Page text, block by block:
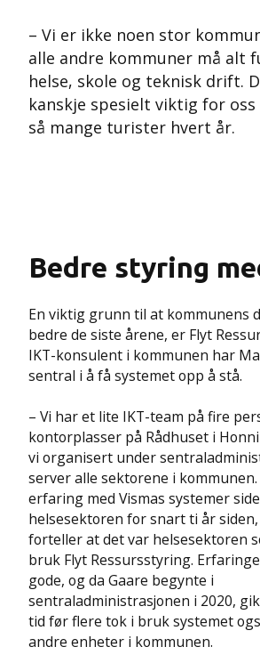
– Vi er ikke noen stor
alle andre kommuner må alt
helse, skole og teknisk drift.
kanskje spesielt viktig for
så mange turister hvert år.
Bedre styring
En viktig grunn til at kommunens
bedre de siste årene, er Flyt
IKT-konsulent i kommunen har
sentral i å få systemet opp å stå.
– Vi har et lite IKT-team på fire
kontorplasser på Rådhuset i
vi organisert under
server alle sektorene i kommunen.
erfaring med Vismas systemer
helsesektoren for snart ti år siden,
forteller at det var helsesektoren
bruk Flyt Ressursstyring.
gode, og da Gaare begynte i
sentraladministrasjonen i 2020,
tid før flere tok i bruk systemet
andre enheter i kommunen.